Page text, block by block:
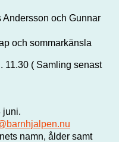
Andersson och Gunnar
och sommarkänsla
11.30 ( Samling senast
juni.
namn, ålder samt